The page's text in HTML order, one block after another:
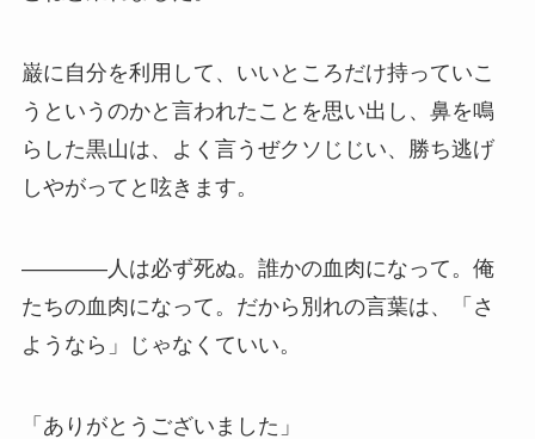
巌に自分を利用して、いいところだけ持っていこ
うというのかと言われたことを思い出し、鼻を鳴
らした黒山は、よく言うぜクソじじい、勝ち逃げ
しやがってと呟きます。
――――人は必ず死ぬ。誰かの血肉になって。俺
たちの血肉になって。だから別れの言葉は、「さ
ようなら」じゃなくていい。
「ありがとうございました」